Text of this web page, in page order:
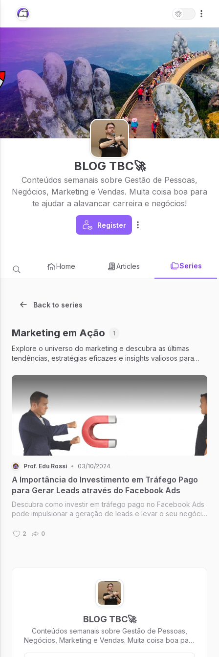
BLOG TBC🚀
Conteúdos semanais sobre Gestão de Pessoas,
Negócios, Marketing e Vendas. Muita coisa boa para
te ajudar a alavancar carreira e negócios!
Register
Home Articles Series
Back to series
Marketing em Ação 1
Explore o universo do marketing e descubra as últimas
tendências, estratégias eficazes e insights valiosos para
Prof. Edu Rossi • 03/10/2024
A Importância do Investimento em Tráfego Pago
para Gerar Leads através do Facebook Ads
Descubra como investir em tráfego pago no Facebook Ads
pode impulsionar a geração de leads e levar o seu negócio
2 0
BLOG TBC🚀
Conteúdos semanais sobre Gestão de Pessoas,
Negócios, Marketing e Vendas. Muita coisa boa para